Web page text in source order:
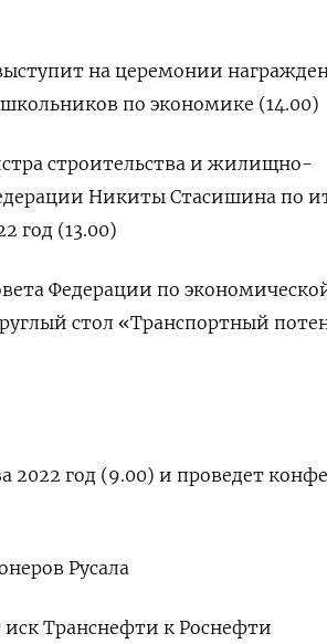
на церемонии
по экономике (14.00)
строительства и жилищно-
Никиты Стасишина по
год (13.00)
Федерации по
стол «Транспортный
2022 год (9.00) и проведет
Русала
Транснефти к Роснефти